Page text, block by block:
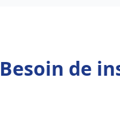
Besoin de